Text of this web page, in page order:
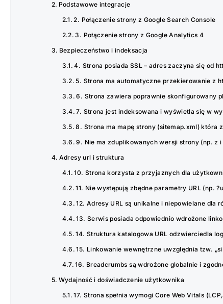
Podstawowe integracje
2. Połączenie strony z Google Search Console
3. Połączenie strony z Google Analytics 4
Bezpieczeństwo i indeksacja
4. Strona posiada SSL – adres zaczyna się od
5. Strona ma automatyczne przekierowanie z
6. Strona zawiera poprawnie skonfigurowany
7. Strona jest indeksowana i wyświetla się w
8. Strona ma mapę strony (sitemap.xml) która
9. Nie ma zduplikowanych wersji strony (np. z
Adresy url i struktura
10. Strona korzysta z przyjaznych dla
11. Nie występują zbędne parametry URL (np.
12. Adresy URL są unikalne i niepowielane dla
13. Serwis posiada odpowiednio wdrożone
14. Struktura katalogowa URL odzwierciedla
15. Linkowanie wewnętrzne uwzględnia tzw.
16. Breadcrumbs są wdrożone globalnie i
Wydajność i doświadczenie użytkownika
17. Strona spełnia wymogi Core Web Vitals